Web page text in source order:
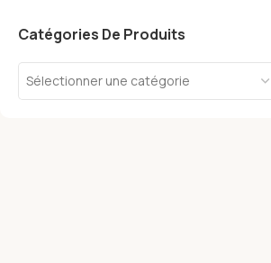
Catégories De Produits
Sélectionner une catégorie